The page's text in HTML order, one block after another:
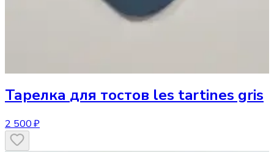
Тарелка для тостов les tartines gris
2 500 ₽